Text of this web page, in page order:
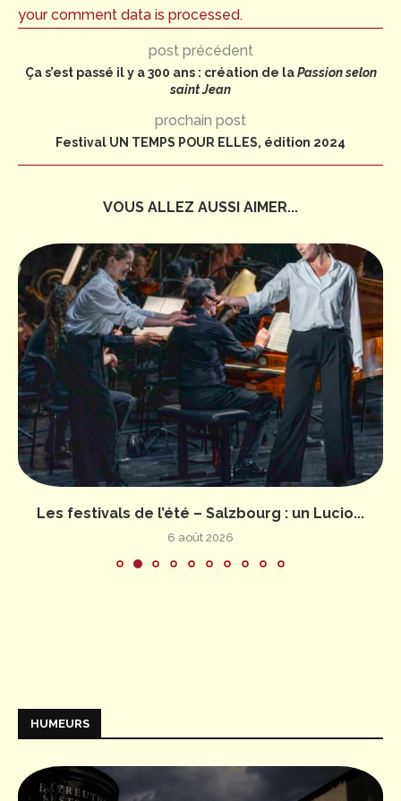
your comment data is processed.
post précédent
Ça s’est passé il y a 300 ans : création de laPassion selon
saint Jean
prochain post
Festival UN TEMPS POUR ELLES, édition 2024
VOUS ALLEZ AUSSI AIMER...
Les festivals de l’été – Salzbourg : un Lucio...
6 août 2026
HUMEURS